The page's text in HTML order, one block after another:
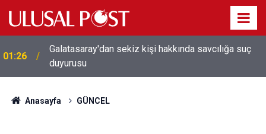
01:26
Galatasaray'dan sekiz kişi hakkında savcılığa suç
duyurusu
Anasayfa GÜNCEL